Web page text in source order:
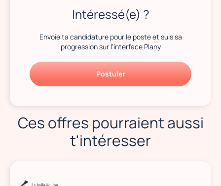
Intéressé(e) ?
Envoie ta candidature pour le poste et suis sa
progression sur l'interface Plany
Postuler
Ces offres pourraient aussi
t'intéresser